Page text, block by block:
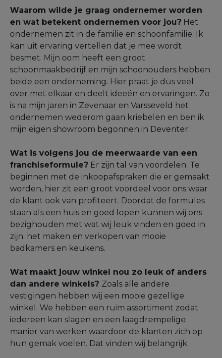
Waarom wilde je graag ondernemer worden
en wat betekent ondernemen voor jou? Het
ondernemen zit in de familie en schoonfamilie. Ik
kan uit ervaring vertellen dat je mee wordt
besmet. Mijn oom heeft een groot
schoonmaakbedrijf en mijn schoonouders hebben
beide een onderneming. Hier praat je dus veel
over met elkaar en deelt ideeën en ervaringen. Zo
is na mijn jaren in Zevenaar en Varsseveld het
ondernemen wederom gaan kriebelen en ben ik
mijn eigen showroom begonnen in Deventer.
Wat is volgens jou de meerwaarde van een
franchiseformule? Er zijn tal van voordelen. Te
beginnen met de inkoopafspraken die er gemaakt
worden, hier zit een groot voordeel voor ons waar
de klant ook van profiteert. Doordat de formules
staan als een huis en goed lopen kunnen wij ons
bezighouden met wat wij leuk vinden en goed in
zijn: het maken en verkopen van mooie
badkamers en keukens.
Wat maakt jouw winkel nou zo leuk of anders
dan andere winkels? Zoals alle andere
vestigingen hebben wij een mooie gezellige
winkel. We hebben een ruim assortiment zodat
iedereen kan slagen en een laagdrempelige
manier van werken waardoor de klanten zich op
hun gemak voelen. Dat vinden wij belangrijk.